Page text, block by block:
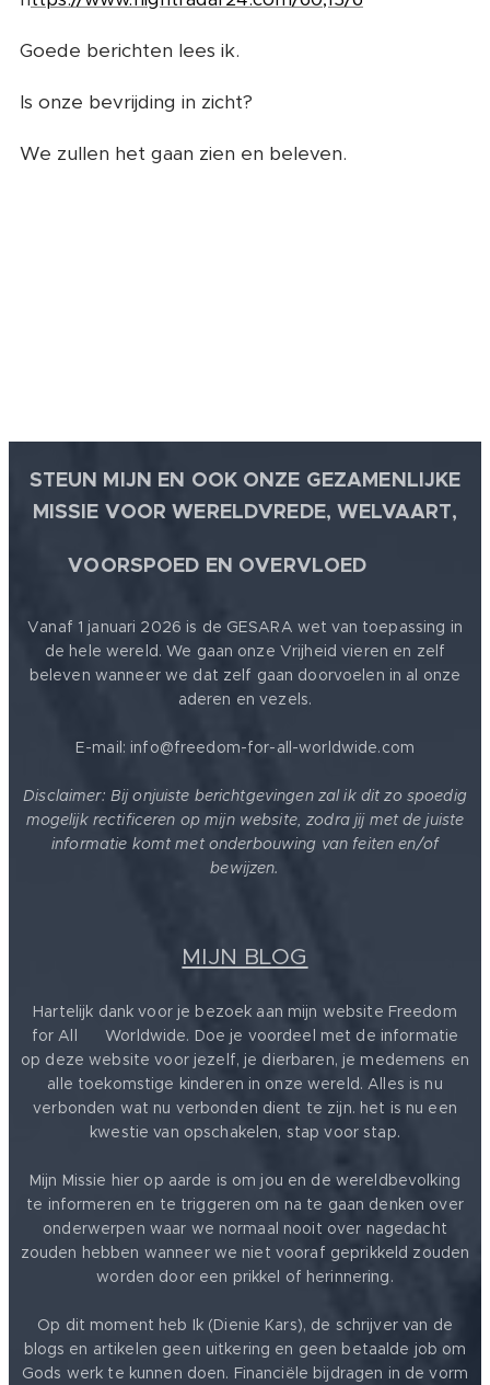
Goede berichten lees ik.
Is onze bevrijding in zicht?
We zullen het gaan zien en beleven.
STEUN MIJN EN OOK ONZE GEZAMENLIJKE
MISSIE VOOR WERELDVREDE, WELVAART,
VOORSPOED EN OVERVLOED
Vanaf 1 januari 2026 is de GESARA wet van toepassing in
de hele wereld. We gaan onze Vrijheid vieren en zelf
beleven wanneer we dat zelf gaan doorvoelen in al onze
aderen en vezels.
E-mail: info@freedom-for-all-worldwide.com
Disclaimer: Bij onjuiste berichtgevingen zal ik dit zo spoedig
mogelijk rectificeren op mijn website, zodra jij met de juiste
informatie komt met onderbouwing van feiten en/of
bewijzen.
MIJN BLOG
Hartelijk dank voor je bezoek aan mijn website Freedom
for All ❤️ Worldwide. Doe je voordeel met de informatie
op deze website voor jezelf, je dierbaren, je medemens en
alle toekomstige kinderen in onze wereld. Alles is nu
verbonden wat nu verbonden dient te zijn. het is nu een
kwestie van opschakelen, stap voor stap.
Mijn Missie hier op aarde is om jou en de wereldbevolking
te informeren en te triggeren om na te gaan denken over
onderwerpen waar we normaal nooit over nagedacht
zouden hebben wanneer we niet vooraf geprikkeld zouden
worden door een prikkel of herinnering.
Op dit moment heb Ik (Dienie Kars), de schrijver van de
blogs en artikelen geen uitkering en geen betaalde job om
Gods werk te kunnen doen. Financiële bijdragen in de vorm